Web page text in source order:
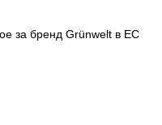
за бренд Grünwelt в ЕС